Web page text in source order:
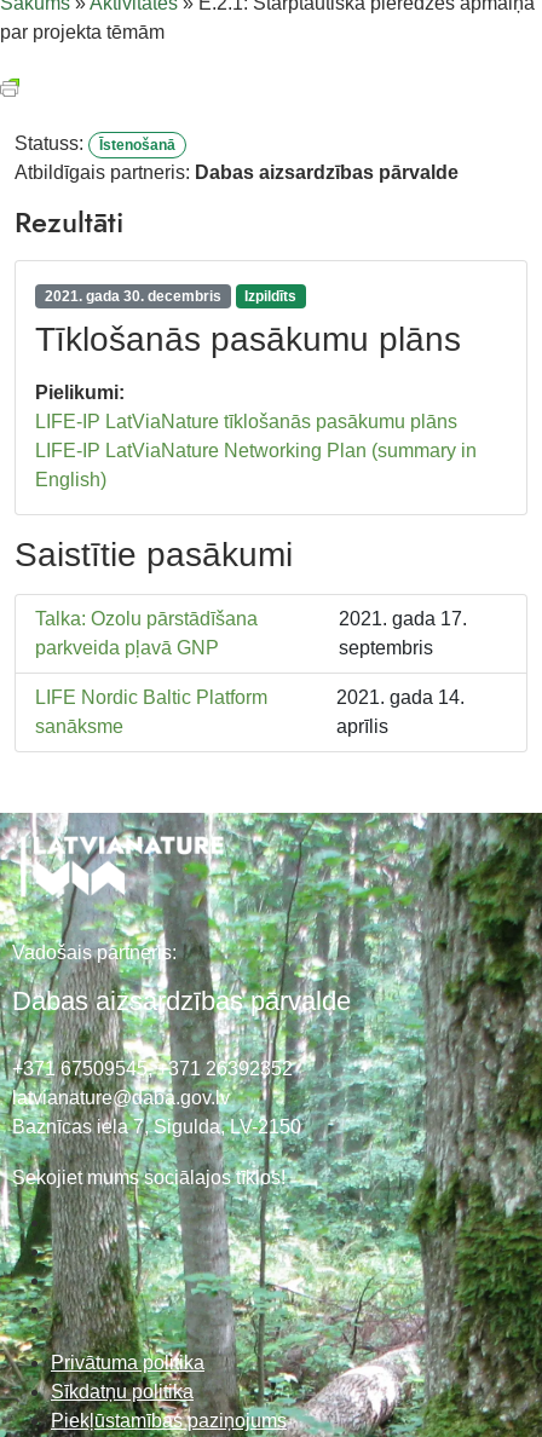
par projekta tēmām
Statuss: Īstenošanā
Atbildīgais partneris: Dabas aizsardzības pārvalde
Rezultāti
2021. gada 30. decembris Izpildīts
Tīklošanās pasākumu plāns
Pielikumi:
LIFE-IP LatViaNature tīklošanās pasākumu plāns
LIFE-IP LatViaNature Networking Plan (summary in
English)
Saistītie pasākumi
Talka: Ozolu pārstādīšana
parkveida pļavā GNP
2021. gada 17.
septembris
LIFE Nordic Baltic Platform
sanāksme
2021. gada 14.
aprīlis
Vadošais partneris:
Dabas aizsardzības pārvalde
+371 67509545,+371 26392352
latvianature@daba.gov.lv
Baznīcas iela 7, Sigulda, LV-2150
Sekojiet mums sociālajos tīklos!
Privātuma politika
Sīkdatņu politika
Piekļūstamības paziņojums